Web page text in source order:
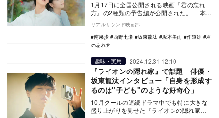
1月17日に全国公開される映画『君の忘れ
方』の2種類の予告編が公開された。 本作
は、“死別の悲しみとどう向き合うか”をテー
マ…
リアルサウンド映画部
南果歩
西野七瀬 坂東龍汰 坂本美雨 作道雄
君
の忘れ方
趣味・実用 2024.12.31 12:10
『ライオンの隠れ家』で話題 俳優・
坂東龍汰インタビュー「自身を形成す
るのは"子ども"のような好奇心」
10月クールの連続ドラマ中でも特に大きな
盛り上がりを見せた『ライオンの隠れ家』